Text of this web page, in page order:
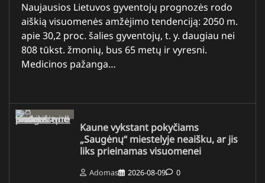
Naujausios Lietuvos gyventojų prognozės rodo
aiškią visuomenės amžėjimo tendenciją: 2050 m.
apie 30,2 proc. šalies gyventojų, t. y. daugiau nei
808 tūkst. žmonių, bus 65 metų ir vyresni.
Medicinos pažanga…
Kaune vykstant pokyčiams
„Saugėnų“ miestelyje neaišku, ar jis
liks prieinamas visuomenei
Adomas 2026-08-09 0